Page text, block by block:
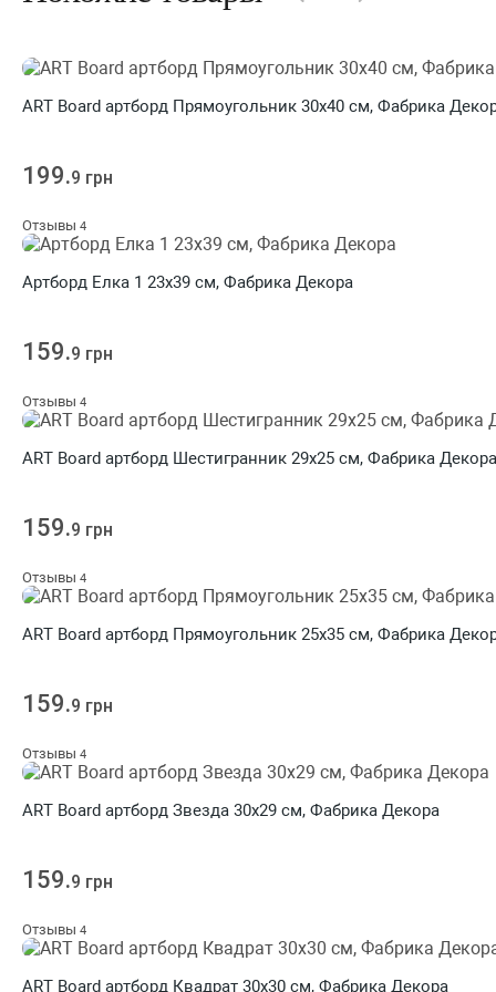
ART Board артборд Прямоугольник 30х40 см, Фабрика
199.9 грн
Отзывы 4
Артборд Елка 1 23х39 см, Фабрика Декора
159.9 грн
Отзывы 4
ART Board артборд Шестигранник 29х25 см, Фабрика Декора
159.9 грн
Отзывы 4
ART Board артборд Прямоугольник 25х35 см, Фабрика
159.9 грн
Отзывы 4
ART Board артборд Звезда 30х29 см, Фабрика Декора
159.9 грн
Отзывы 4
ART Board артборд Квадрат 30х30 см, Фабрика Декора